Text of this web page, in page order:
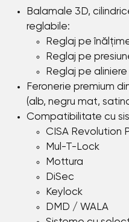
Balamale 3D,
reglabile:
Reglaj pe
Reglaj pe
Reglaj pe aliniere
Feronerie premium
(alb, negru mat,
Compatibilitate cu
CISA Revolution
Mul-T-Lock
Mottura
DiSec
Keylock
DMD / WALA